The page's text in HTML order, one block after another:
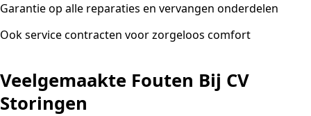
Garantie op alle reparaties en vervangen onderdelen
Ook service contracten voor zorgeloos comfort
Veelgemaakte Fouten Bij CV
Storingen